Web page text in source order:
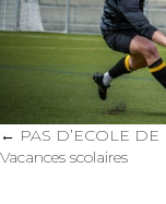
Posts
← PAS D’ECOLE DE
Vacances scolaires